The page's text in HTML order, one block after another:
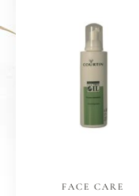
FACE CARE